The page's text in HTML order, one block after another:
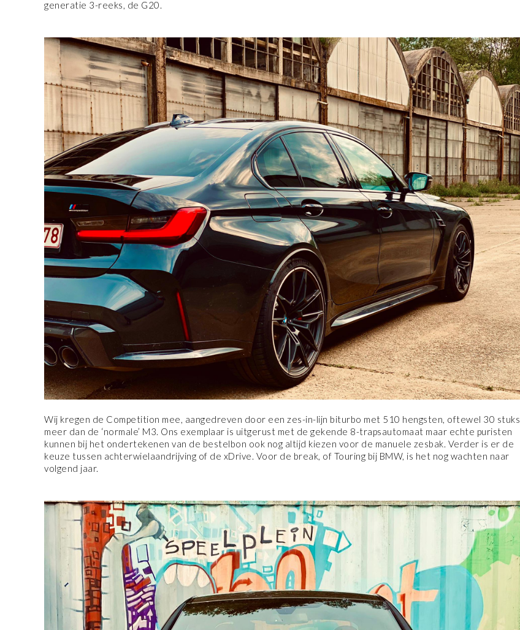
generatie 3-reeks, de G20.
Wij kregen de Competition mee, aangedreven door een zes-in-lijn biturbo met 510 hengsten, oftewel 30 stuks
meer dan de ‘normale’ M3. Ons exemplaar is uitgerust met de gekende 8-trapsautomaat maar echte puristen
kunnen bij het ondertekenen van de bestelbon ook nog altijd kiezen voor de manuele zesbak. Verder is er de
keuze tussen achterwielaandrijving of de xDrive. Voor de break, of Touring bij BMW, is het nog wachten naar
volgend jaar.